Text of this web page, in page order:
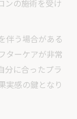
ンの施術を受け
伴う場合がある
ターケアが非常
分に合ったプラ
実感の鍵となり